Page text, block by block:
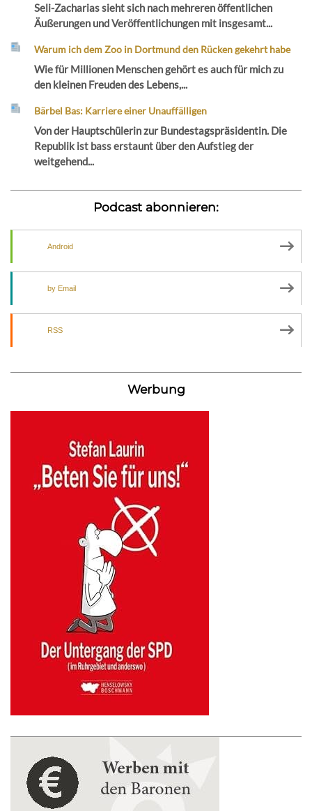
Seli-Zacharias sieht sich nach mehreren öffentlichen
Äußerungen und Veröffentlichungen mit insgesamt...
Warum ich dem Zoo in Dortmund den Rücken gekehrt habe
Wie für Millionen Menschen gehört es auch für mich zu
den kleinen Freuden des Lebens,...
Bärbel Bas: Karriere einer Unauffälligen
Von der Hauptschülerin zur Bundestagspräsidentin. Die
Republik ist bass erstaunt über den Aufstieg der
weitgehend...
Podcast abonnieren:
Android
by Email
RSS
Werbung